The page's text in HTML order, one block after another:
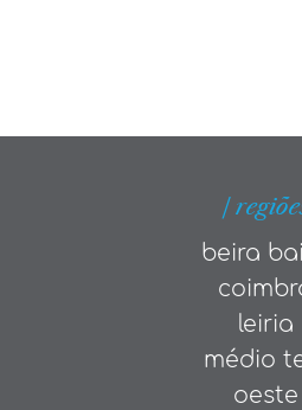
|
beira
leiria
médio
oeste